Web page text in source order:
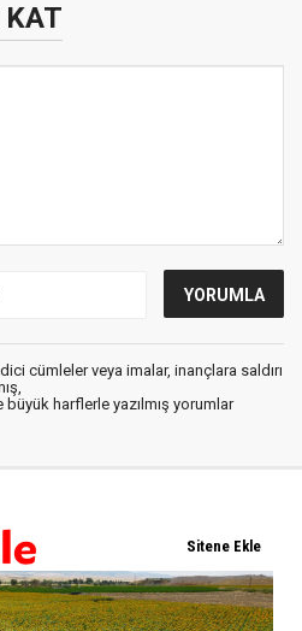
KAT
cümleler veya imalar, inançlara saldırı
harflerle yazılmış yorumlar